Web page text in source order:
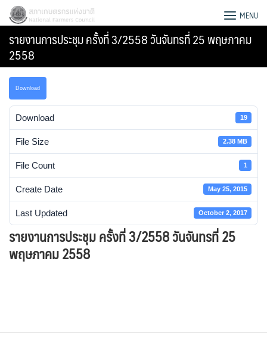
Skip
content
Search
for:
สภาเกษตรกรแห่งชาติ MENU
รายงานการประชุม ครั้งที่ 3/2558 วันจันทรที่ 25 พฤษภาคม
2558
Download
Download 19
File Size 2.38 MB
File Count 1
Create Date May 25, 2015
Last Updated October 2, 2017
รายงานการประชุม ครั้งที่ 3/2558 วันจันทรที่ 25
พฤษภาคม 2558